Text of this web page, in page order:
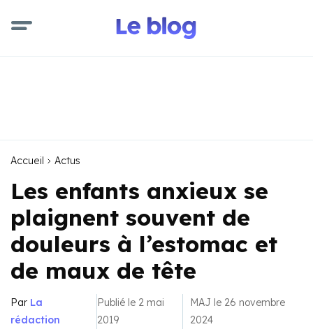
Accueil Actus
Les enfants anxieux se
plaignent souvent de
douleurs à l’estomac et
de maux de tête
Par La
rédaction
Publié le 2 mai
2019
MAJ le 26 novembre
2024